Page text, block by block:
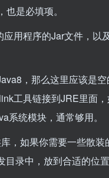
是必填项。
应用程序的Jar文件，
，那么这里应该是
工具链接到JRE里面
系统模块，通常够用。
，如果你需要一些散
录中，放到合适的位置